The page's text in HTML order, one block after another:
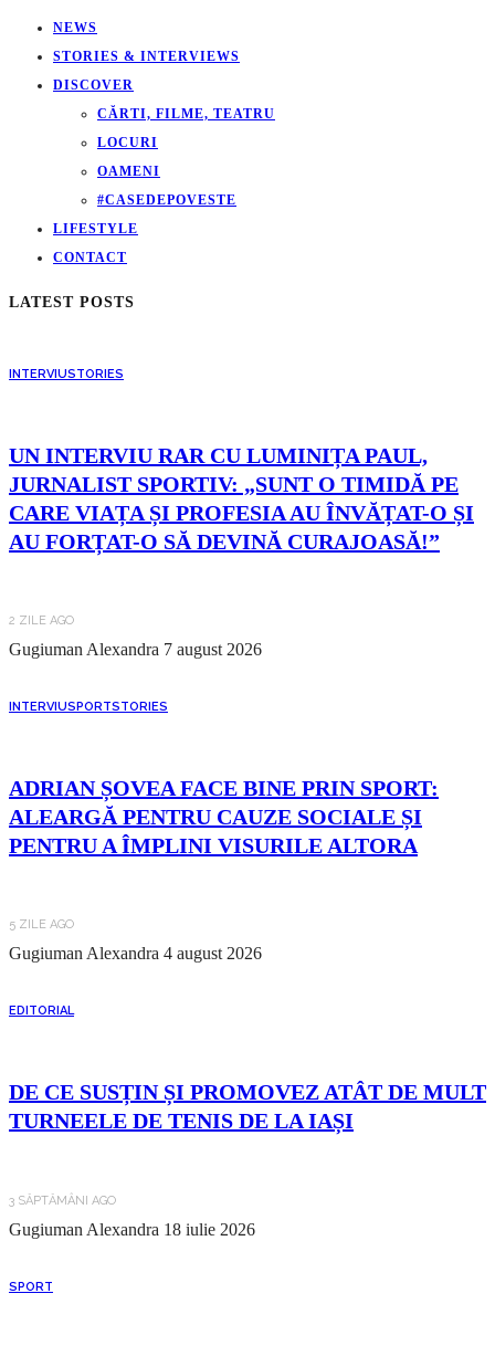
NEWS
STORIES & INTERVIEWS
DISCOVER
CĂRTI, FILME, TEATRU
LOCURI
OAMENI
#CASEDEPOVESTE
LIFESTYLE
CONTACT
LATEST POSTS
INTERVIUSTORIES
UN INTERVIU RAR CU LUMINIȚA PAUL,
JURNALIST SPORTIV: „SUNT O TIMIDĂ PE
CARE VIAȚA ȘI PROFESIA AU ÎNVĂȚAT-O ȘI
AU FORȚAT-O SĂ DEVINĂ CURAJOASĂ!”
2 ZILE AGO
Gugiuman Alexandra 7 august 2026
INTERVIUSPORTSTORIES
ADRIAN ȘOVEA FACE BINE PRIN SPORT:
ALEARGĂ PENTRU CAUZE SOCIALE ȘI
PENTRU A ÎMPLINI VISURILE ALTORA
5 ZILE AGO
Gugiuman Alexandra 4 august 2026
EDITORIAL
DE CE SUSȚIN ȘI PROMOVEZ ATÂT DE MULT
TURNEELE DE TENIS DE LA IAȘI
3 SĂPTĂMÂNI AGO
Gugiuman Alexandra 18 iulie 2026
SPORT